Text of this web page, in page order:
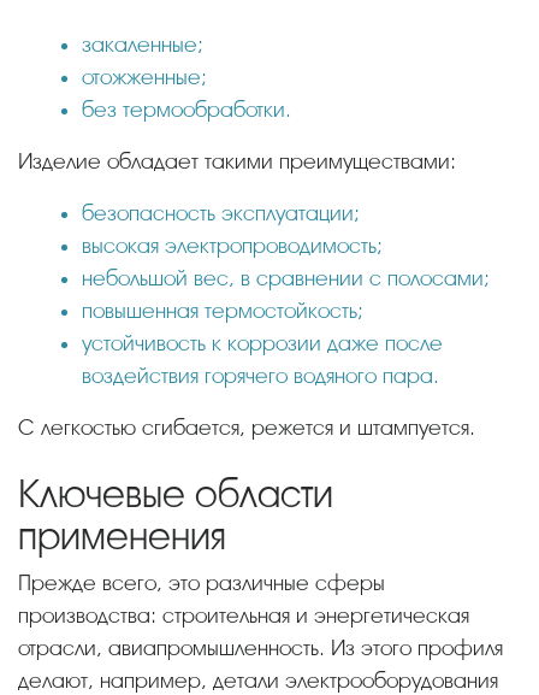
закаленные;
отожженные;
без термообработки.
Изделие обладает такими преимуществами:
безопасность эксплуатации;
высокая электропроводимость;
небольшой вес, в сравнении с полосами;
повышенная термостойкость;
устойчивость к коррозии даже после
воздействия горячего водяного пара.
С легкостью сгибается, режется и штампуется.
Ключевые области
применения
Прежде всего, это различные сферы
производства: строительная и энергетическая
отрасли, авиапромышленность. Из этого профиля
делают, например, детали электрооборудования